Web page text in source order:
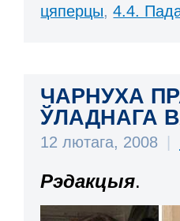
цяперцы,4.4.
ЧАРНУХА
ЎЛАДНАГА
12 лютага, 2008
Рэдакцыя.